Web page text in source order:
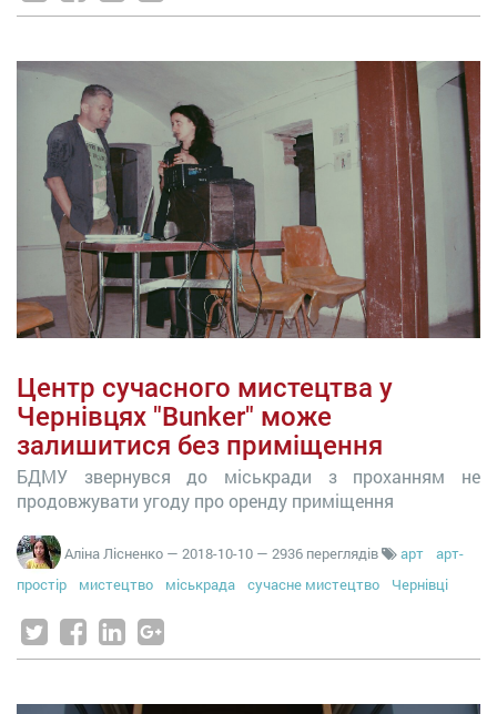
Центр сучасного мистецтва у
Чернівцях "Bunker" може
залишитися без приміщення
БДМУ звернувся до міськради з проханням не
продовжувати угоду про оренду приміщення
Аліна Лісненко — 2018-10-10 — 2936 переглядів арт
арт-
простір
мистецтво міськрада сучасне мистецтво Чернівці